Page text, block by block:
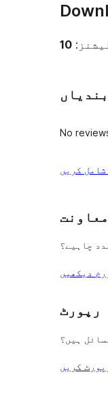
No
کریں
معاونت
چاہیے؟
دیکھیں
رپورٹ
ہیں؟
کریں